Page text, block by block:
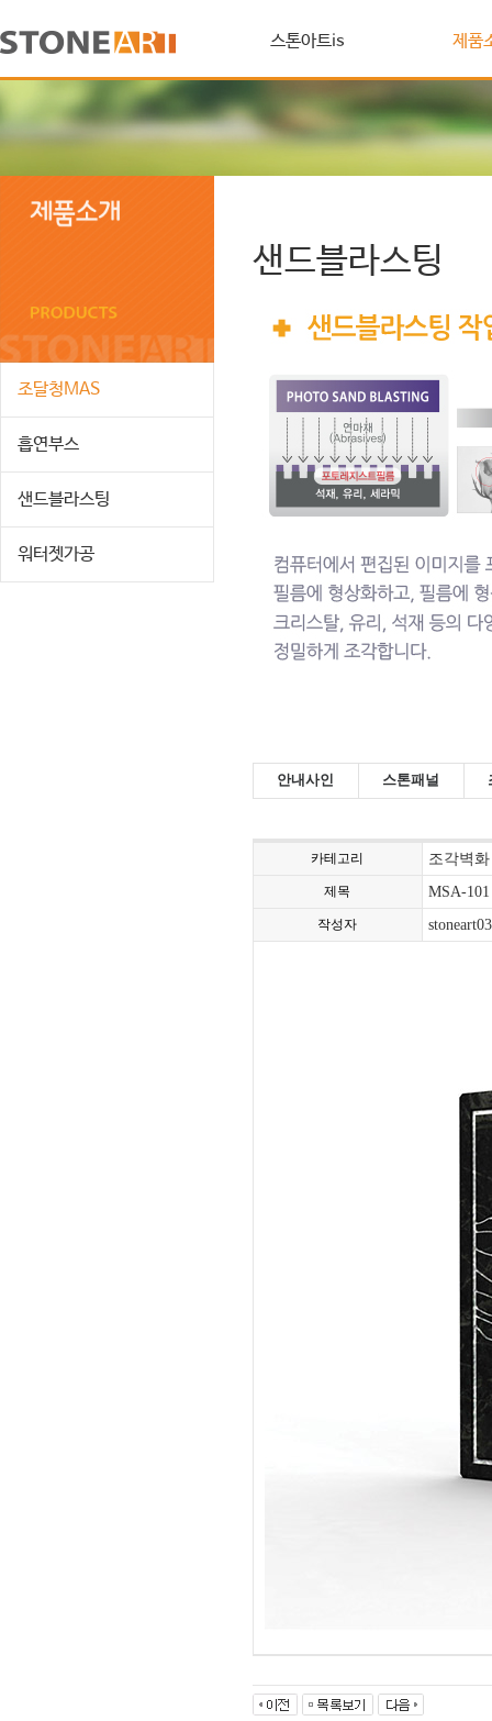
스톤아트is 제품
조달청MAS
흡연부스
샌드블라스팅
워터젯가공
샌드블라스팅
안내사인 스톤패널
카테고리 조각벽화
제목 MSA-101
작성자 stoneart03